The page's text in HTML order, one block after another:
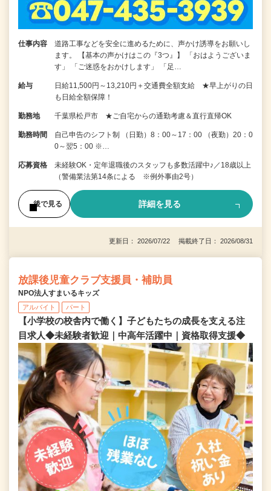
仕事内容
道路工事などを安全に進めるために、声かけ誘導をお願いし
ます。 【基本の声かけはこの『3つ』】 「おはようございま
す」 「ご迷惑をおかけします」 「足…
給与
日給11,500円～13,210円＋交通費全額支給 ★早上がりの日
も日給全額保障！
勤務地 千葉県松戸市 ★ご自宅からの通勤考慮＆直行直帰OK
勤務時間
自己申告のシフト制 （日勤）8：00～17：00 （夜勤）20：0
0～翌5：00 ※…
応募資格
未経験OK・定年退職後のスタッフも多数活躍中♪／18歳以上
（警備業法第14条による ※例外事由2号）
後で見る 詳細を見る
更新日： 2026/07/22 掲載終了日： 2026/08/31
放課後児童クラブ支援員・補助員
NPO法人すまいるキッズ
アルバイト パート
【小学校の校舎内で働く】子どもたちの成長を支える注
目求人◆未経験者歓迎｜中高年活躍中｜資格取得支援◆